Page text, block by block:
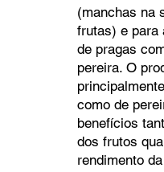
(manchas na
frutas) e para
de pragas
pereira. O
como de
benefícios
dos frutos
rendimento